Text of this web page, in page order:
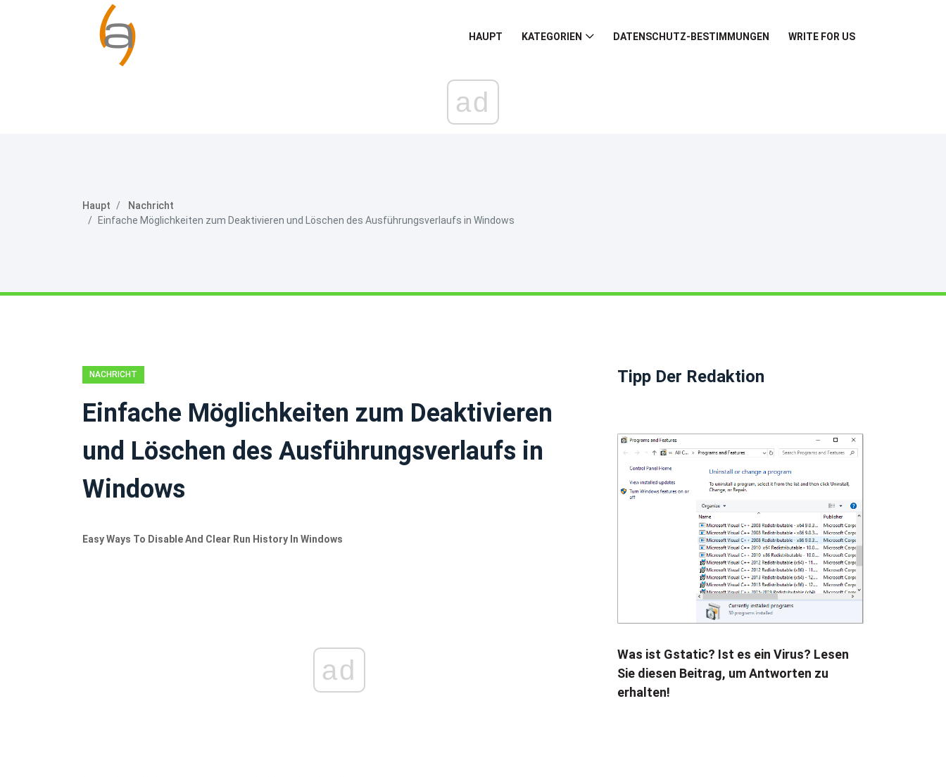
HAUPT KATEGORIEN DATENSCHUTZ-BESTIMMUNGEN WRITE FOR US
ad
Haupt
Nachricht
Einfache Möglichkeiten zum Deaktivieren und Löschen des Ausführungsverlaufs in Windows
NACHRICHT
Einfache Möglichkeiten zum Deaktivieren
und Löschen des Ausführungsverlaufs in
Windows
Easy Ways To Disable And Clear Run History In Windows
ad
Tipp Der Redaktion
Was ist Gstatic? Ist es ein Virus? Lesen
Sie diesen Beitrag, um Antworten zu
erhalten!